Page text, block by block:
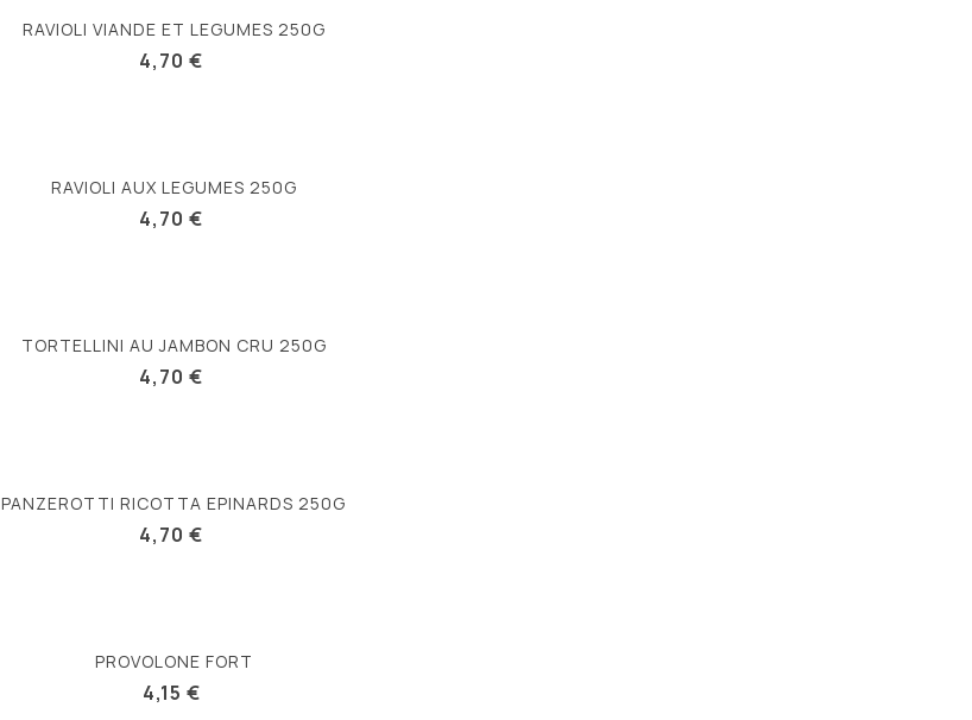
RAVIOLI VIANDE ET LEGUMES 250G
4,70 €
RAVIOLI AUX LEGUMES 250G
4,70 €
TORTELLINI AU JAMBON CRU 250G
4,70 €
PANZEROTTI RICOTTA EPINARDS 250G
4,70 €
PROVOLONE FORT
4,15 €